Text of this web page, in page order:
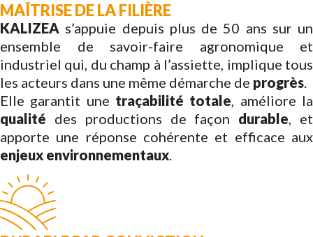
MAÎTRISE DE LA FILIÈRE
KALIZEA s’appuie depuis plus de 50 ans sur un
ensemble de savoir-faire agronomique et
industriel qui, du champ à l’assiette, implique tous
les acteurs dans une même démarche de progrès.
Elle garantit une traçabilité totale, améliore la
qualité des productions de façon durable, et
apporte une réponse cohérente et efficace aux
enjeux environnementaux.